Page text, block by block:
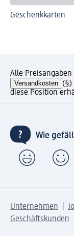
Geschenkkarten
Alle
Versandkosten (§)
diese Position
Wie
Unternehmen
Geschäftskunden